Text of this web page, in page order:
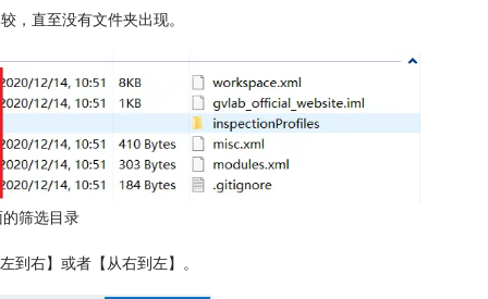
，直至没有文件夹出现。
的筛选目录
到右】或者【从右到左】。